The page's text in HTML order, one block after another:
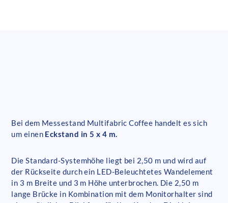
Bei dem Messestand Multifabric Coffee handelt es sich
um einen Eckstand in 5 x 4 m.
Die Standard-Systemhöhe liegt bei 2,50 m und wird auf
der Rückseite durch ein LED-Beleuchtetes Wandelement
in 3 m Breite und 3 m Höhe unterbrochen. Die 2,50 m
lange Brücke in Kombination mit dem Monitorhalter sind